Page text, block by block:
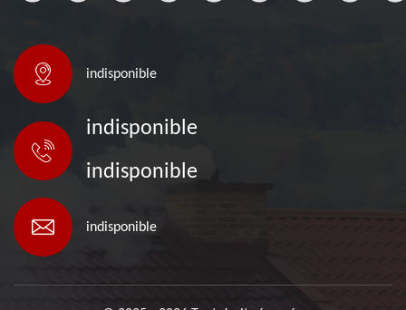
indisponible
indisponible
indisponible
indisponible